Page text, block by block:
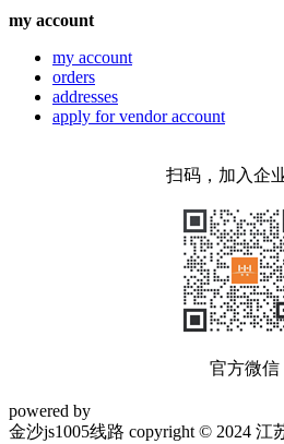
my account
my account
orders
addresses
apply for vendor account
扫码，加入企
官方微信
powered by
金沙js1005线路 copyright © 2024